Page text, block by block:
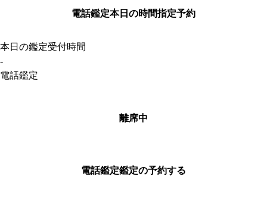
電話鑑定本日の時間指定予約
本日の鑑定受付時間
-
電話鑑定
離席中
電話鑑定鑑定の予約する